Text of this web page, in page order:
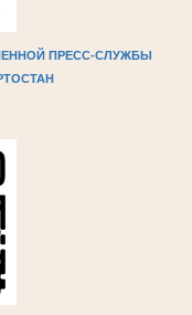
ПРЕСС-СЛУЖБЫ